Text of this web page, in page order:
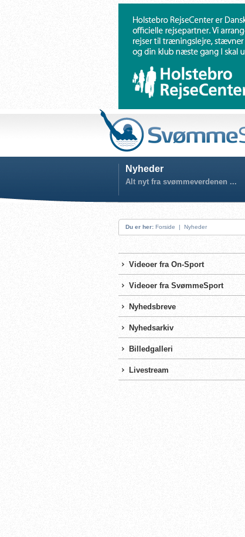
Nyheder
Alt nyt fra svømmeverdenen ...
Du er her: Forside | Nyheder
Videoer fra On-Sport
Videoer fra SvømmeSport
Nyhedsbreve
Nyhedsarkiv
Billedgalleri
Livestream